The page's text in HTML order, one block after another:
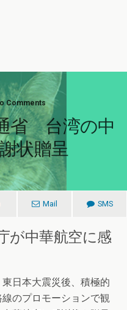
Comments
省 台湾の中
状贈呈
Mail SMS
が中華航空に感
日本大震災後、積極的
のプロモーションで観